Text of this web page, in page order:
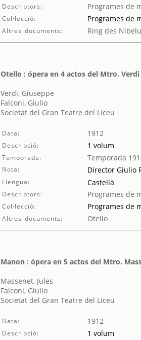
Descriptors: Programes de
Col·lecció: Programes de
Altres documents: Ring des
Otello : ópera en 4 actos del Mtro. Verdi
Verdi, Giuseppe
Falconi, Giulio
Societat del Gran Teatre del Liceu
Data: 1912
Descripció: 1 volum
Temporada: Temporada
Nota: Director Giulio
Llengua: Castellà
Descriptors: Programes de
Col·lecció: Programes de
Altres documents: Otello
Manon : ópera en 5 actos del Mtro.
Massenet, Jules
Falconi, Giulio
Societat del Gran Teatre del Liceu
Data: 1912
Descripció: 1 volum